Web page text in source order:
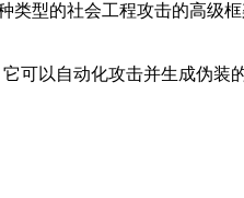
类型的社会工程攻击的高
可以自动化攻击并生成伪装